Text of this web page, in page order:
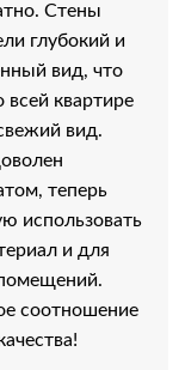
Стены
глубокий и
вид, что
всей квартире
вид.
теперь
использовать
и для
соотношение